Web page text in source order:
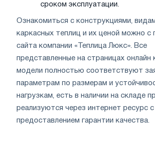
сроком эксплуатации.
Ознакомиться с конструкциями,
каркасных теплиц и их ценой можно
сайта компании «Теплица Люкс». Все
представленные на страницах онлайн
модели полностью соответствуют
параметрам по размерам и
нагрузкам, есть в наличии на складе
реализуются через интернет ресурс с
предоставлением гарантии качества.